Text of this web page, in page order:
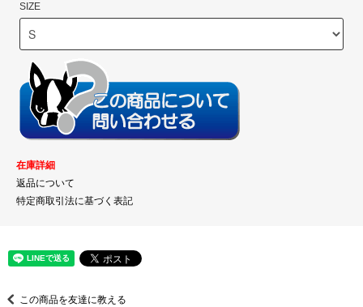
SIZE
在庫詳細
返品について
特定商取引法に基づく表記
この商品を友達に教える